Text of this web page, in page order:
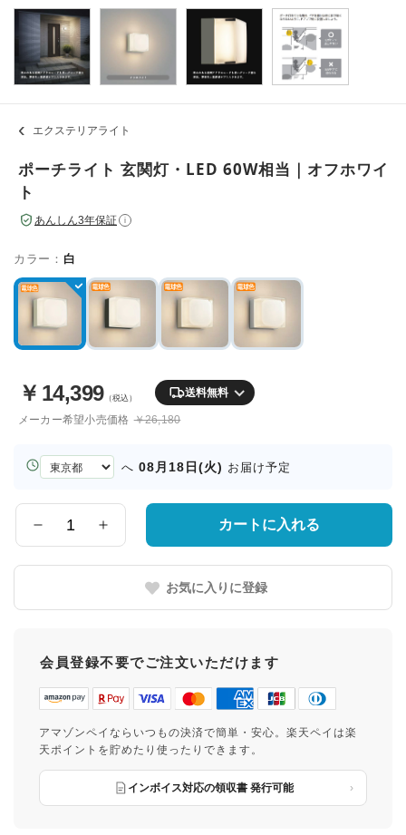
エクステリアライト
ポーチライト 玄関灯・LED 60W相当｜オフホワイ
ト
あんしん3年保証 i
カラー： 白
￥ 14,399（税込） 送料無料
メーカー希望小売価格 ￥26,180
お
届
県
へ 08月18日(火) お届け予定
量
カートに入れる
お気に入りに登録
会員登録不要でご注文いただけます
アマゾンペイならいつもの決済で簡単・安心。楽天ペイは楽
天ポイントを貯めたり使ったりできます。
インボイス対応の領収書 発行可能